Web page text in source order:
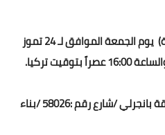
تقديم العروض (الظروف المغلقة) يوم الجمعة الموافق لـ 24 تموز
غازي عنتاب /شهيد كامل /منطقة بانجرلي /شارع رقم :58026 /بناء